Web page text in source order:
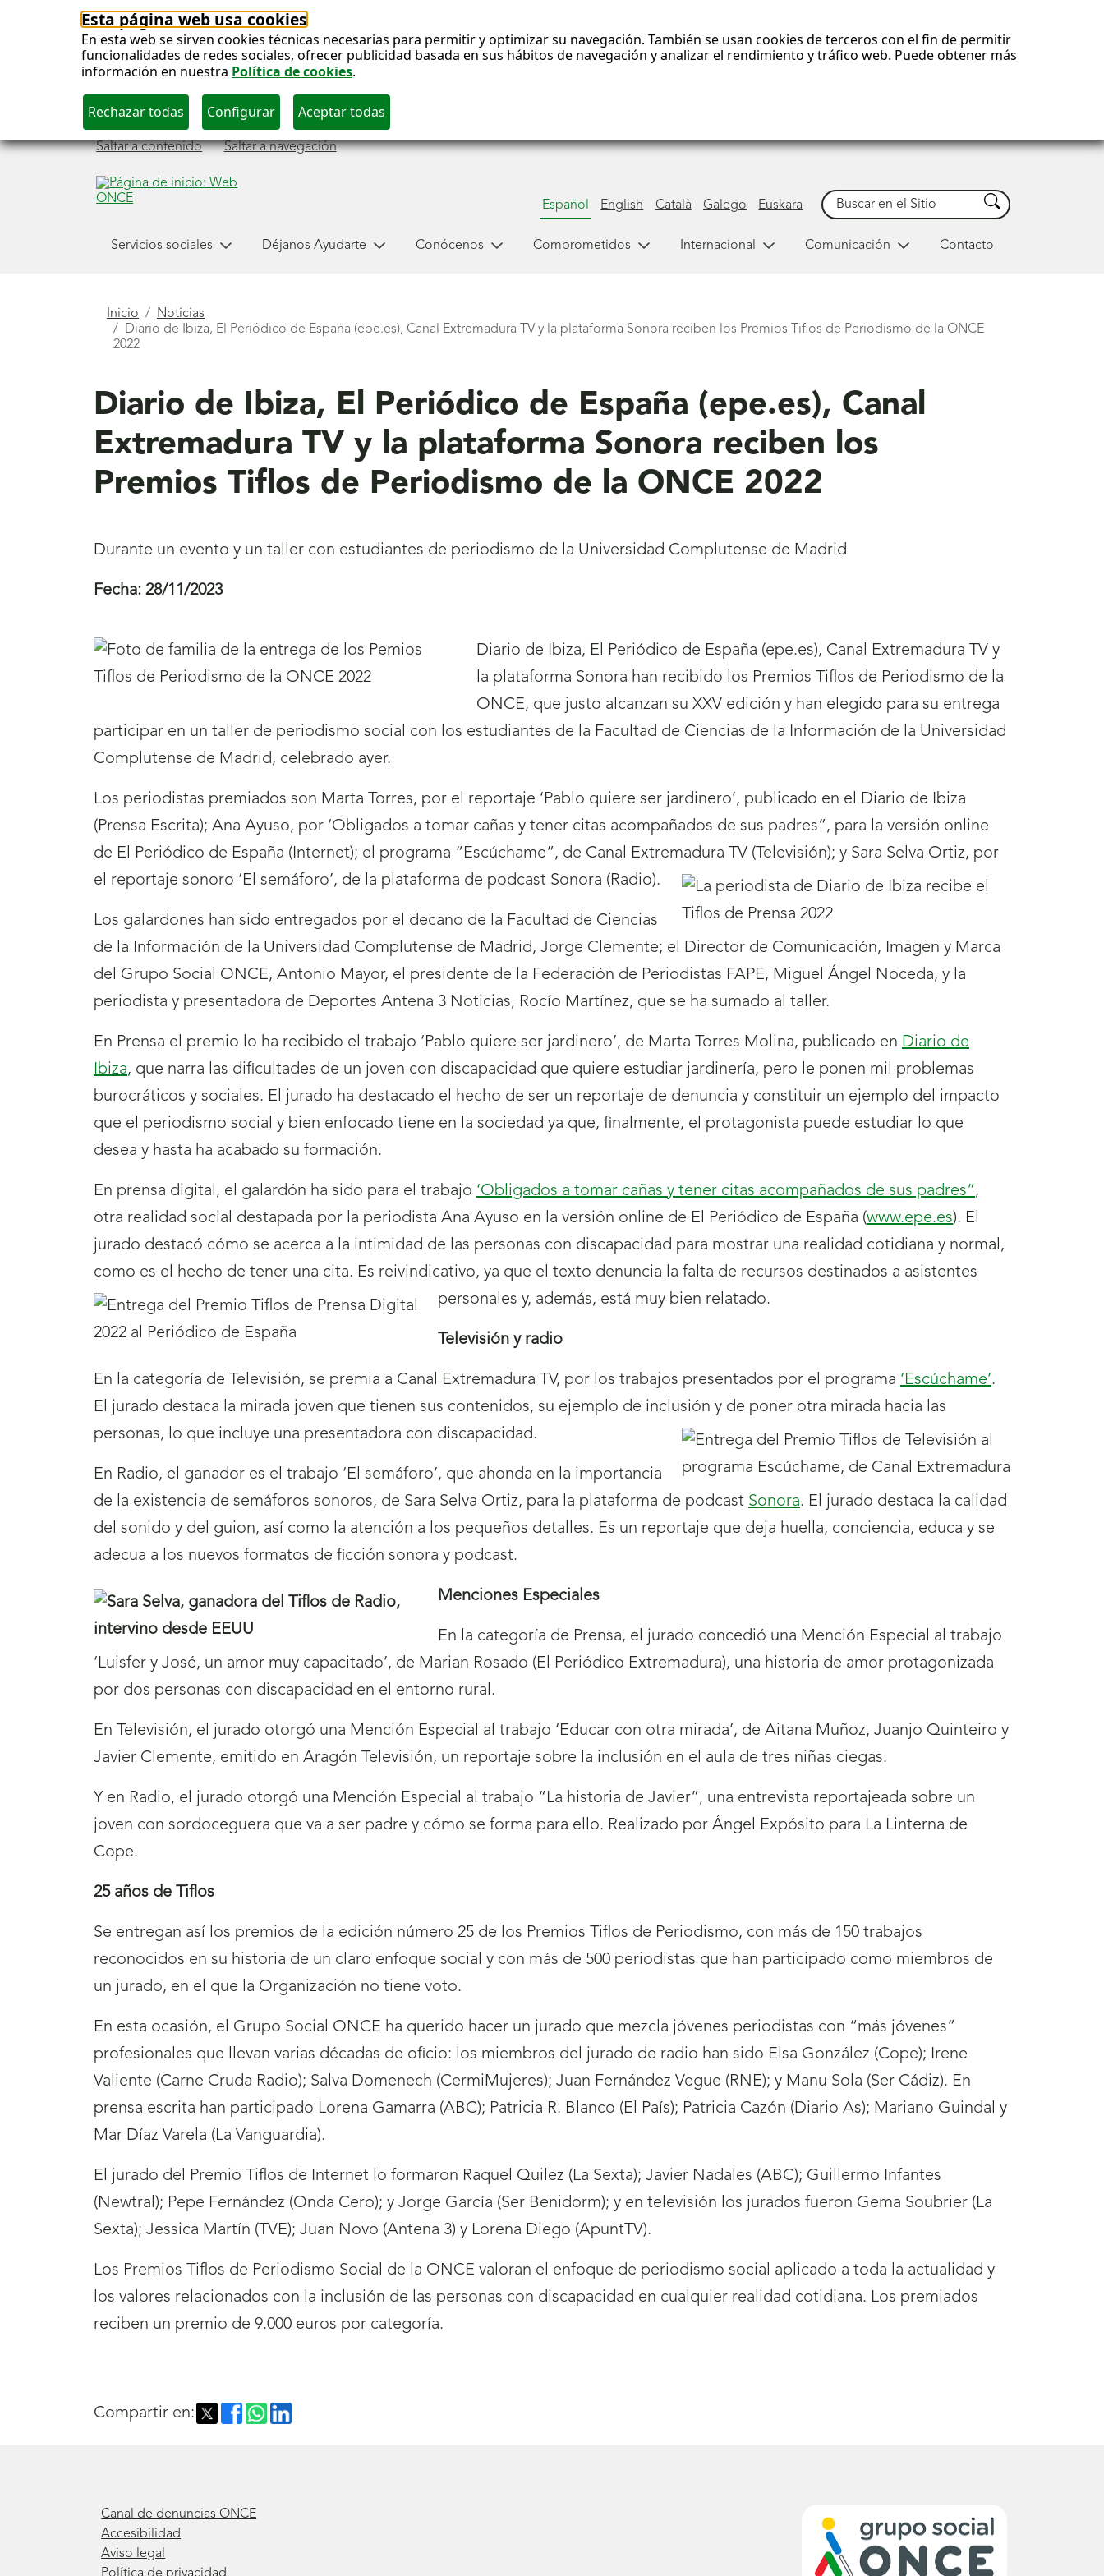
Esta página web usa cookies
En esta web se sirven cookies técnicas necesarias para permitir y optimizar su navegación. También se usan cookies de terceros con el fin de permitir
funcionalidades de redes sociales, ofrecer publicidad basada en sus hábitos de navegación y analizar el rendimiento y tráfico web. Puede obtener más
información en nuestra Política de cookies.
Saltar a contenido Saltar a navegación
Español English Català Galego Euskara
Buscar Buscar
Servicios sociales Déjanos Ayudarte Conócenos Comprometidos Internacional Comunicación Contacto
Está
aquí
Inicio
Noticias
Diario de Ibiza, El Periódico de España (epe.es), Canal Extremadura TV y la plataforma Sonora reciben los Premios Tiflos de Periodismo de la ONCE
2022
Diario de Ibiza, El Periódico de España (epe.es), Canal
Extremadura TV y la plataforma Sonora reciben los
Premios Tiflos de Periodismo de la ONCE 2022
Durante un evento y un taller con estudiantes de periodismo de la Universidad Complutense de Madrid
Fecha: 28/11/2023
Diario de Ibiza, El Periódico de España (epe.es), Canal Extremadura TV y
la plataforma Sonora han recibido los Premios Tiflos de Periodismo de la
ONCE, que justo alcanzan su XXV edición y han elegido para su entrega
participar en un taller de periodismo social con los estudiantes de la Facultad de Ciencias de la Información de la Universidad
Complutense de Madrid, celebrado ayer.
Los periodistas premiados son Marta Torres, por el reportaje ‘Pablo quiere ser jardinero’, publicado en el Diario de Ibiza
(Prensa Escrita); Ana Ayuso, por ‘Obligados a tomar cañas y tener citas acompañados de sus padres”, para la versión online
de El Periódico de España (Internet); el programa “Escúchame”, de Canal Extremadura TV (Televisión); y Sara Selva Ortiz, por
el reportaje sonoro ‘El semáforo’, de la plataforma de podcast Sonora (Radio).
Los galardones han sido entregados por el decano de la Facultad de Ciencias
de la Información de la Universidad Complutense de Madrid, Jorge Clemente; el Director de Comunicación, Imagen y Marca
del Grupo Social ONCE, Antonio Mayor, el presidente de la Federación de Periodistas FAPE, Miguel Ángel Noceda, y la
periodista y presentadora de Deportes Antena 3 Noticias, Rocío Martínez, que se ha sumado al taller.
En Prensa el premio lo ha recibido el trabajo ‘Pablo quiere ser jardinero’, de Marta Torres Molina, publicado en Diario de
Ibiza, que narra las dificultades de un joven con discapacidad que quiere estudiar jardinería, pero le ponen mil problemas
burocráticos y sociales. El jurado ha destacado el hecho de ser un reportaje de denuncia y constituir un ejemplo del impacto
que el periodismo social y bien enfocado tiene en la sociedad ya que, finalmente, el protagonista puede estudiar lo que
desea y hasta ha acabado su formación.
En prensa digital, el galardón ha sido para el trabajo ‘Obligados a tomar cañas y tener citas acompañados de sus padres”,
otra realidad social destapada por la periodista Ana Ayuso en la versión online de El Periódico de España (www.epe.es). El
jurado destacó cómo se acerca a la intimidad de las personas con discapacidad para mostrar una realidad cotidiana y normal,
como es el hecho de tener una cita. Es reivindicativo, ya que el texto denuncia la falta de recursos destinados a asistentes
personales y, además, está muy bien relatado.
Televisión y radio
En la categoría de Televisión, se premia a Canal Extremadura TV, por los trabajos presentados por el programa ‘Escúchame’.
El jurado destaca la mirada joven que tienen sus contenidos, su ejemplo de inclusión y de poner otra mirada hacia las
personas, lo que incluye una presentadora con discapacidad.
En Radio, el ganador es el trabajo ‘El semáforo’, que ahonda en la importancia
de la existencia de semáforos sonoros, de Sara Selva Ortiz, para la plataforma de podcast Sonora. El jurado destaca la calidad
del sonido y del guion, así como la atención a los pequeños detalles. Es un reportaje que deja huella, conciencia, educa y se
adecua a los nuevos formatos de ficción sonora y podcast.
Menciones Especiales
En la categoría de Prensa, el jurado concedió una Mención Especial al trabajo
‘Luisfer y José, un amor muy capacitado’, de Marian Rosado (El Periódico Extremadura), una historia de amor protagonizada
por dos personas con discapacidad en el entorno rural.
En Televisión, el jurado otorgó una Mención Especial al trabajo ‘Educar con otra mirada’, de Aitana Muñoz, Juanjo Quinteiro y
Javier Clemente, emitido en Aragón Televisión, un reportaje sobre la inclusión en el aula de tres niñas ciegas.
Y en Radio, el jurado otorgó una Mención Especial al trabajo “La historia de Javier”, una entrevista reportajeada sobre un
joven con sordoceguera que va a ser padre y cómo se forma para ello. Realizado por Ángel Expósito para La Linterna de
Cope.
25 años de Tiflos
Se entregan así los premios de la edición número 25 de los Premios Tiflos de Periodismo, con más de 150 trabajos
reconocidos en su historia de un claro enfoque social y con más de 500 periodistas que han participado como miembros de
un jurado, en el que la Organización no tiene voto.
En esta ocasión, el Grupo Social ONCE ha querido hacer un jurado que mezcla jóvenes periodistas con “más jóvenes”
profesionales que llevan varias décadas de oficio: los miembros del jurado de radio han sido Elsa González (Cope); Irene
Valiente (Carne Cruda Radio); Salva Domenech (CermiMujeres); Juan Fernández Vegue (RNE); y Manu Sola (Ser Cádiz). En
prensa escrita han participado Lorena Gamarra (ABC); Patricia R. Blanco (El País); Patricia Cazón (Diario As); Mariano Guindal y
Mar Díaz Varela (La Vanguardia).
El jurado del Premio Tiflos de Internet lo formaron Raquel Quilez (La Sexta); Javier Nadales (ABC); Guillermo Infantes
(Newtral); Pepe Fernández (Onda Cero); y Jorge García (Ser Benidorm); y en televisión los jurados fueron Gema Soubrier (La
Sexta); Jessica Martín (TVE); Juan Novo (Antena 3) y Lorena Diego (ApuntTV).
Los Premios Tiflos de Periodismo Social de la ONCE valoran el enfoque de periodismo social aplicado a toda la actualidad y
los valores relacionados con la inclusión de las personas con discapacidad en cualquier realidad cotidiana. Los premiados
reciben un premio de 9.000 euros por categoría.
Compartir en:
Canal de denuncias ONCE
Accesibilidad
Aviso legal